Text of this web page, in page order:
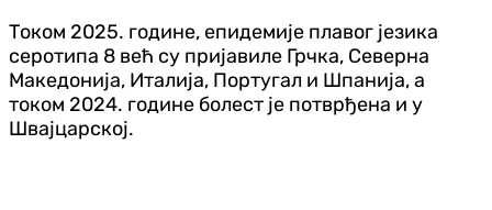
Током 2025. године, епидемије плавог језика
серотипа 8 већ су пријавиле Грчка, Северна
Македонија, Италија, Португал и Шпанија, а
током 2024. године болест је потврђена и у
Швајцарској.